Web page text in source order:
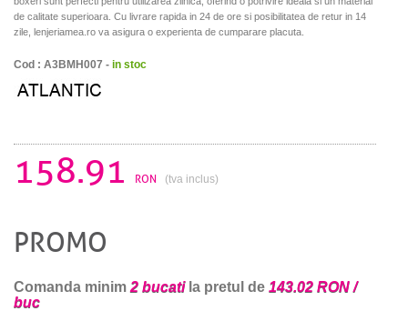
de calitate superioara. Cu livrare rapida in 24 de ore si posibilitatea de retur in 14
zile, lenjeriamea.ro va asigura o experienta de cumparare placuta.
Cod : A3BMH007 - in stoc
158.91 RON (tva inclus)
PROMO
Comanda minim 2 bucatila pretul de 143.02 RON /
buc